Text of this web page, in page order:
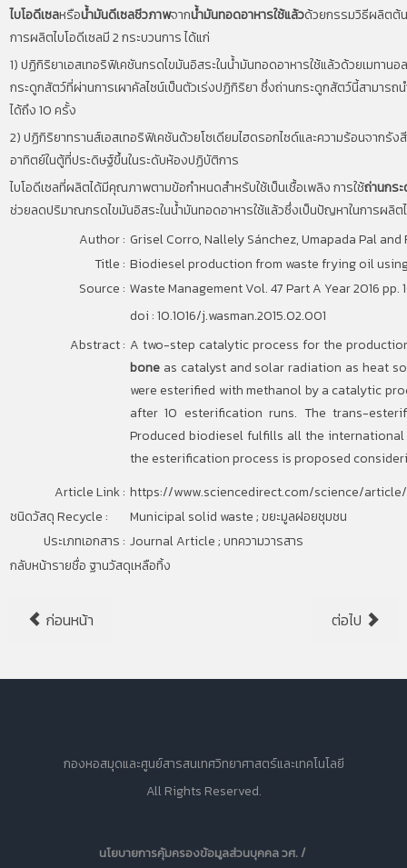
ไบโอดีเซลหรือน้ำมันดีเซลชีวภาพจากน้ำมันทอดอาหารใช้แล้วด้วยกรรมวิธีผลิตต้
การผลิตไบโอดีเซลมี2กระบวนการ ได้แก่
1)ปฏิกิริยาเอสเทอริฟิเคชันกรดไขมันอิสระในน้ำมันทอดอาหารใช้แล้วด้วยเมทานอ
กระดูกสัตว์ที่ผ่านการเผาคัลไซน์เป็นตัวเร่งปฏิกิริยา ซึ่งถ่านกระดูกสัตว์นี้สามารถน
ได้ถึง10ครั้ง
2)ปฏิกิริยาทรานส์เอสเทอริฟิเคชันด้วยโซเดียมไฮดรอกไซด์และความร้อนจากรัง
อาทิตย์ในตู้ที่ประดิษฐ์ขึ้นในระดับห้องปฏิบัติการ
ไบโอดีเซลที่ผลิตได้มีคุณภาพตามข้อกำหนดสำหรับใช้เป็นเชื้อเพลิง การใช้ถ่านกร
ช่วยลดปริมาณกรดไขมันอิสระในน้ำมันทอดอาหารใช้แล้วซึ่งเป็นปัญหาในการผลิต
Author : Grisel Corro, Nallely Sánchez, Umapada Pal
Title : Biodiesel production from waste frying oil
Source : Waste Management Vol. 47 Part A Year 2016
doi : 10.1016/j.wasman.2015.02.001
Abstract : A two-step catalytic process for the
bone as catalyst and solar radiation as heat
were esterified with methanol by a catalytic
after 10 esterification runs. The trans-
Produced biodiesel fulfills all the
the esterification process is proposed
Article Link : https://www.sciencedirect.com/science/
ชนิดวัสดุ Recycle :
Municipal solid waste; ขยะมูลฝอยชุมชน
ประเภทเอกสาร : Journal Article ; บทความวารสาร
กลับหน้ารายชื่อ ฐานวัสดุเหลือทิ้ง
ก่อนหน้า ต่อไป
กองหอสมุดและศูนย์สารสนเทศวิทยาศาสตร์และเทคโนโลยี
All Rights Reserved.
นโยบายการคุ้มครองข้อมูลส่วนบุคคล วศ. /